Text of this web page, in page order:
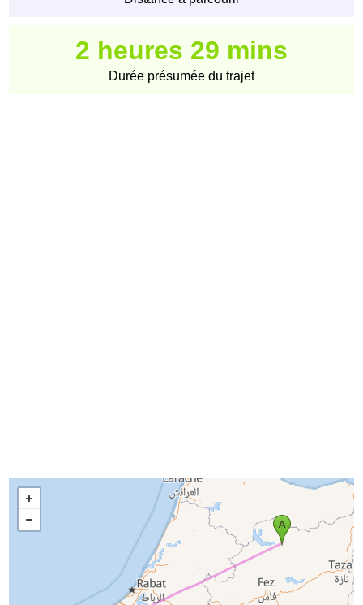
2 heures 29 mins
Durée présumée du trajet